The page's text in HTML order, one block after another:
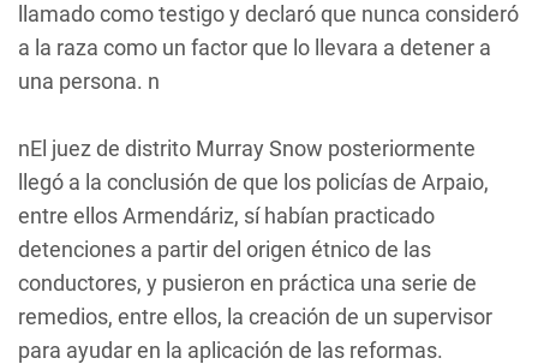
llamado como testigo y declaró que nunca consideró
a la raza como un factor que lo llevara a detener a
una persona. n
nEl juez de distrito Murray Snow posteriormente
llegó a la conclusión de que los policías de Arpaio,
entre ellos Armendáriz, sí habían practicado
detenciones a partir del origen étnico de las
conductores, y pusieron en práctica una serie de
remedios, entre ellos, la creación de un supervisor
para ayudar en la aplicación de las reformas.